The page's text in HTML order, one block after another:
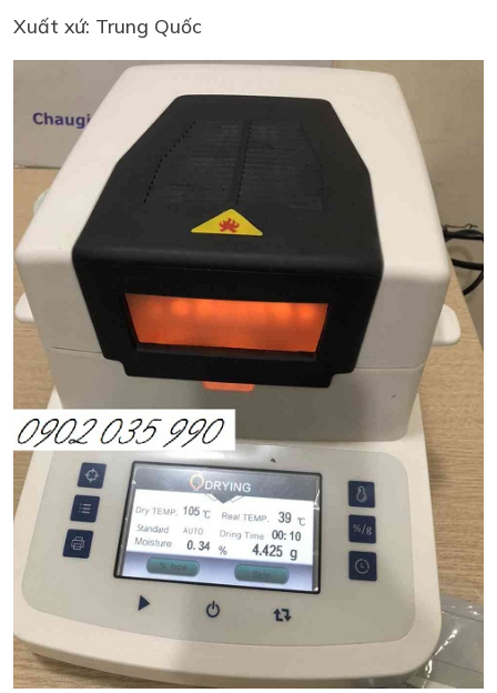
Xuất xứ: Trung Quốc